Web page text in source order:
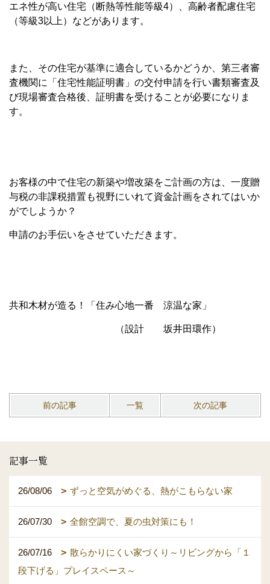
エネ性が高い住宅（断熱等性能等級4）、高齢者配慮住宅
（等級3以上）などがあります。
また、その住宅が基準に適合しているかどうか、第三者審
査機関に「住宅性能証明書」の交付申請を行い書類審査及
び現場審査合格後、証明書を受けることが必要になりま
す。
お客様の中で住宅の新築や増改築をご計画の方は、一度贈
与税の非課税措置も視野にいれて資金計画をされてはいか
がでしようか？
申請のお手伝いをさせていただきます。
共和木材が造る！「住み心地一番 涼温な家」
（設計 坂井田環作）
前の記事 一覧 次の記事
記事一覧
26/08/06 ずっと空気がめぐる、熱がこもらない家
26/07/30 全館空調で、夏の虫対策にも！
26/07/16
散らかりにくい家づくり～リビングから「１
段下げる」プレイスペース～